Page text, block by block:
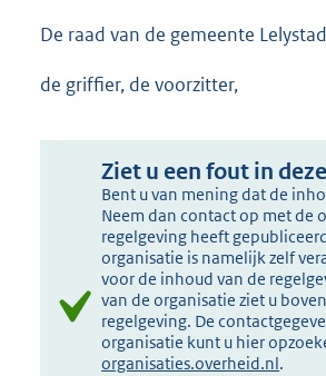
De raad van de gemeente
de griffier, de voorzitter,
Ziet u een fout in
Bent u van mening dat de
Neem dan contact op met de
regelgeving heeft
organisatie is namelijk zelf
voor de inhoud van de
van de organisatie ziet u
regelgeving. De
organisatie kunt u hier
organisaties.overheid.nl.